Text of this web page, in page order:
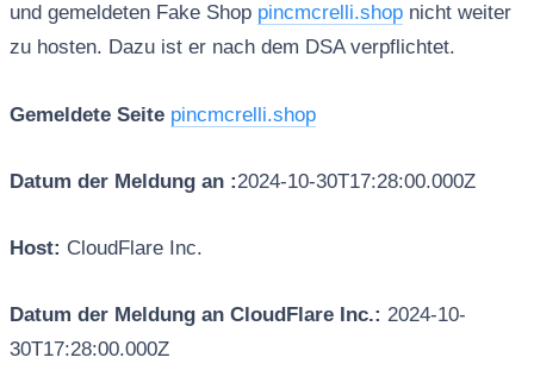
und gemeldeten Fake Shop pincmcrelli.shopnicht weiter
zu hosten. Dazu ist er nach dem DSA verpflichtet.
Gemeldete Seite pincmcrelli.shop
Datum der Meldung an :2024-10-30T17:28:00.000Z
Host: CloudFlare Inc.
Datum der Meldung an CloudFlare Inc.: 2024-10-
30T17:28:00.000Z